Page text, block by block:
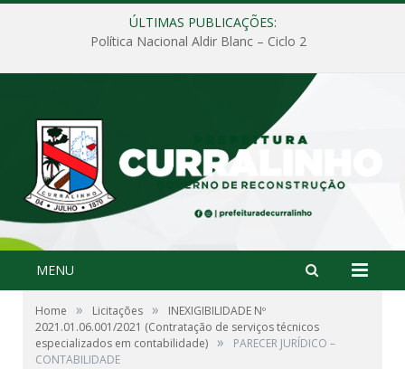
ÚLTIMAS PUBLICAÇÕES:
Política Nacional Aldir Blanc – Ciclo 2
MENU
Home » Licitações »
INEXIGIBILIDADE Nº
2021.01.06.001/2021 (Contratação de serviços técnicos
especializados em contabilidade) »
PARECER JURÍDICO –
CONTABILIDADE